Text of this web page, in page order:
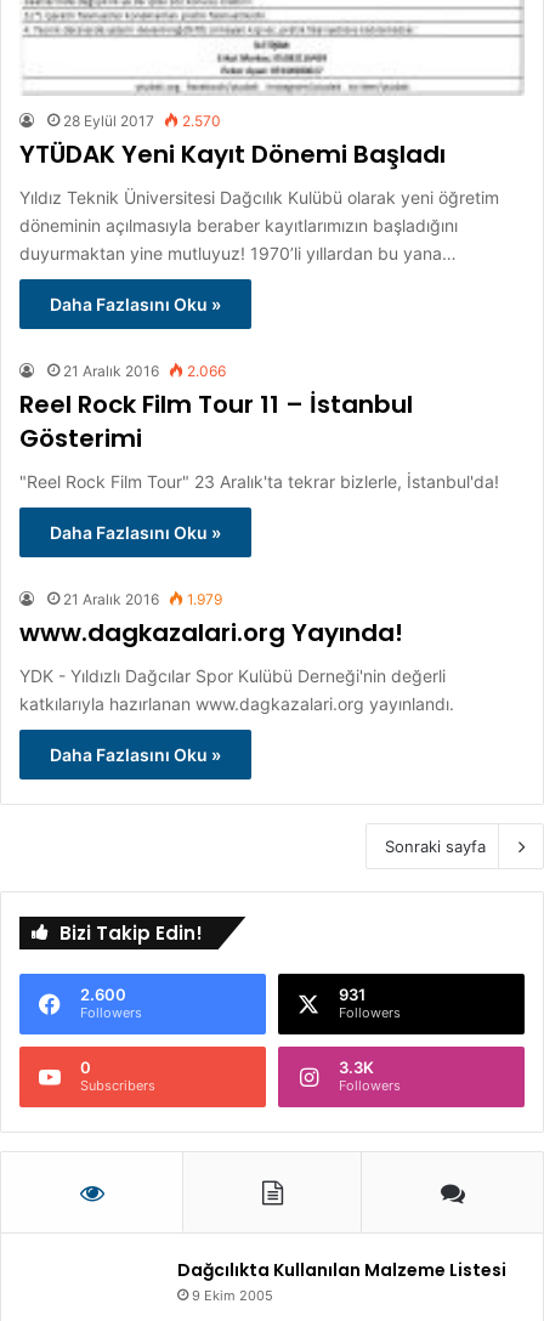
28 Eylül 2017 2.570
YTÜDAK Yeni Kayıt Dönemi Başladı
Yıldız Teknik Üniversitesi Dağcılık Kulübü olarak yeni öğretim
döneminin açılmasıyla beraber kayıtlarımızın başladığını
duyurmaktan yine mutluyuz! 1970’li yıllardan bu yana…
Daha Fazlasını Oku »
21 Aralık 2016 2.066
Reel Rock Film Tour 11 – İstanbul
Gösterimi
"Reel Rock Film Tour" 23 Aralık'ta tekrar bizlerle, İstanbul'da!
Daha Fazlasını Oku »
21 Aralık 2016 1.979
www.dagkazalari.org Yayında!
YDK - Yıldızlı Dağcılar Spor Kulübü Derneği'nin değerli
katkılarıyla hazırlanan www.dagkazalari.org yayınlandı.
Daha Fazlasını Oku »
Sonraki sayfa
Bizi Takip Edin!
2.600
Followers
931
Followers
0
Subscribers
3.3K
Followers
Dağcılıkta Kullanılan Malzeme Listesi
9 Ekim 2005